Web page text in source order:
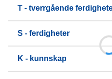
T - tverrgående
S - ferdigheter
K - kunnskap